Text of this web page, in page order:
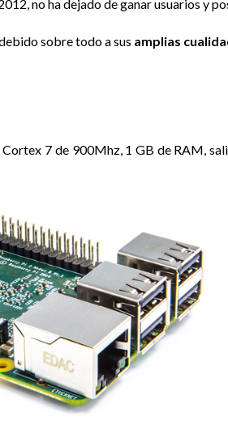
no ha dejado de ganar usuarios y
sobre todo a sus amplias
7 de 900Mhz, 1 GB de RAM,